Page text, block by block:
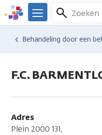
Overslaan
en
naar
We
er
Kanker.nl
Zoeken
Menu
Hulp en ondersteuning
Vind hulp bij kanker
Lichamelijke veranderingen
Zitproblemen
Behandeling door een
F.C.
Adres
Plein 2000 131,